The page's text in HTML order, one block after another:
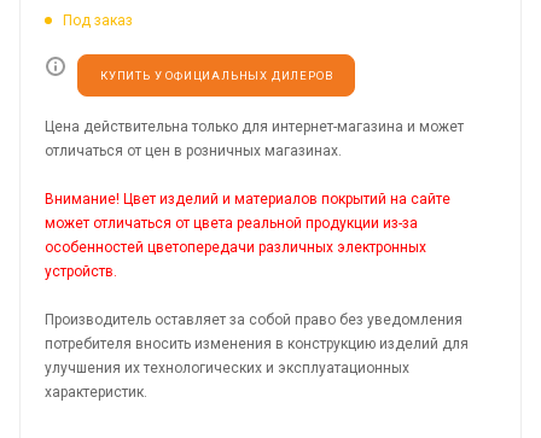
Под заказ
КУПИТЬ У ОФИЦИАЛЬНЫХ ДИЛЕРОВ
Цена действительна только для интернет-магазина и может
отличаться от цен в розничных магазинах.
Внимание! Цвет изделий и материалов покрытий на сайте
может отличаться от цвета реальной продукции из-за
особенностей цветопередачи различных электронных
устройств.
Производитель оставляет за собой право без уведомления
потребителя вносить изменения в конструкцию изделий для
улучшения их технологических и эксплуатационных
характеристик.